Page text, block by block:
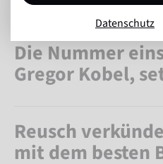
Die Nummer
Gregor Kobel,
Reusch
mit dem besten
Datenschutz